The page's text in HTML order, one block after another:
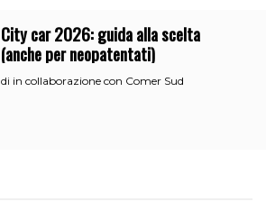
City car 2026: guida alla scelta
(anche per neopatentati)
di in collaborazione con Comer Sud